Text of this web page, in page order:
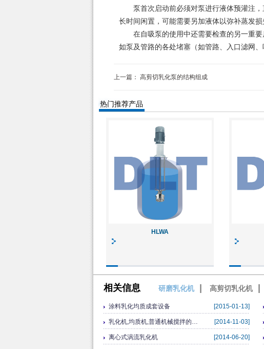
泵首次启动前必须对泵进行液体预灌注，
长时间闲置，可能需要另加液体以弥补蒸发损
在自吸泵的使用中还需要检查的另一重要
如泵及管路的各处堵塞（如管路、入口滤网
上一篇： 高剪切乳化泵的结构组成
热门推荐产品
HLWA
相关信息 研磨乳化机 高剪切乳化机
[2015-01-13]
涂料乳化均质成套设备
[2014-11-03]
乳化机,均质机,普通机械搅拌的…
[2014-06-20]
离心式涡流乳化机